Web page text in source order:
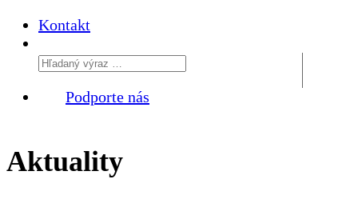
Kontakt
Podporte nás
Aktuality